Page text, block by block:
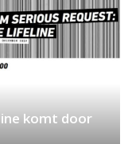
komt door